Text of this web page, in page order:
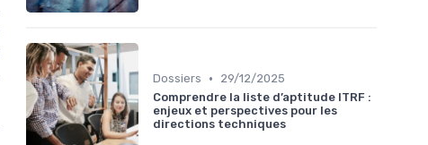
Dossiers •
29/12/2025
Comprendre la liste d’aptitude ITRF :
enjeux et perspectives pour les
directions techniques